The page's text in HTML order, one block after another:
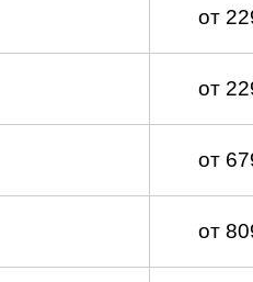
от
от
от
от